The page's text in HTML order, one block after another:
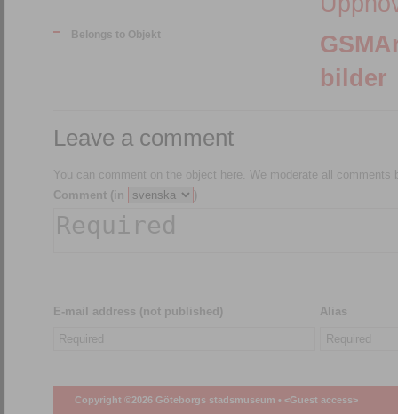
Belongs to Objekt
bilder
Leave a comment
You can comment on the object here. We moderate all comments
Comment (in
)
E-mail address (not published) Alias
Copyright ©2026 Göteborgs stadsmuseum • <Guest access>